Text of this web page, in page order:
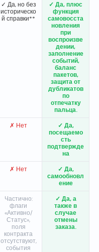
✓ Да, но без
историческо
й справки**
✓ Да, плюс
функция
самовосста
новления
при
воспроизве
дении,
заполнение
событий,
баланс
пакетов,
защита от
дубликатов
по
отпечатку
пальца.
✗ Нет
✓ Да,
посещаемо
сть
подтвержде
на
✗ Нет
✓ Да,
самообновл
ение
Частично:
флаги
«Активно/
Статус»,
поля
контракта
отсутствуют,
события
✓ Да, а
также в
случае
отмены
заказа.